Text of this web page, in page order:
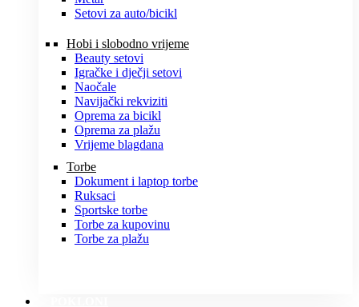
Setovi za auto/bicikl
Hobi i slobodno vrijeme
Beauty setovi
Igračke i dječji setovi
Naočale
Navijački rekviziti
Oprema za bicikl
Oprema za plažu
Vrijeme blagdana
Torbe
Dokument i laptop torbe
Ruksaci
Sportske torbe
Torbe za kupovinu
Torbe za plažu